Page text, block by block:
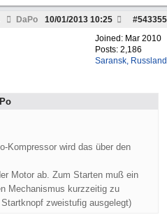
DaPo #543355
10/01/2013 10:25
Joined: Mar 2010
Posts: 2,186
Saransk, Russland
Kompressor wird das über den
Motor ab. Zum Starten muß ein
Mechanismus kurzzeitig zu
zweistufig ausgelegt)